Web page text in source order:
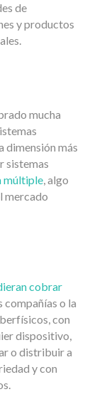
de
y productos
mucha
dimensión más
sistemas
múltiple, algo
mercado
cobrar
compañías o la
con
dispositivo,
o distribuir a
y con